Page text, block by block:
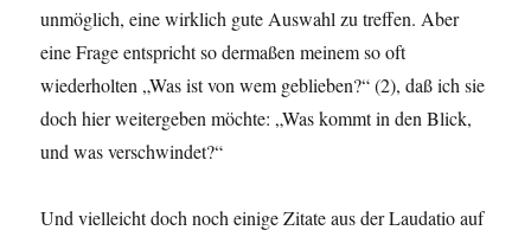
unmöglich, eine wirklich gute Auswahl zu treffen. Aber
eine Frage entspricht so dermaßen meinem so oft
wiederholten „Was ist von wem geblieben?“ (2), daß ich sie
doch hier weitergeben möchte: „Was kommt in den Blick,
und was verschwindet?“
Und vielleicht doch noch einige Zitate aus der Laudatio auf